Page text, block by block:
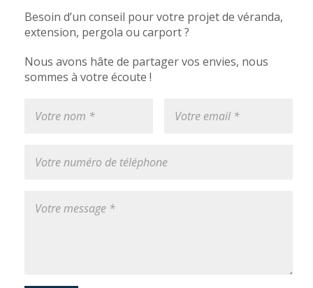
Besoin d’un conseil pour votre projet de véranda,
extension, pergola ou carport ?
Nous avons hâte de partager vos envies, nous
sommes à votre écoute !